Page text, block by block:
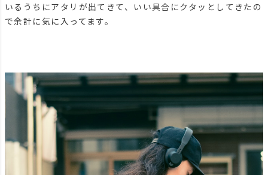
いるうちにアタリが出てきて、いい具合にクタッとしてきたの
で余計に気に入ってます。